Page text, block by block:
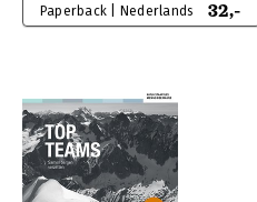
Paperback | Nederlands 32,-